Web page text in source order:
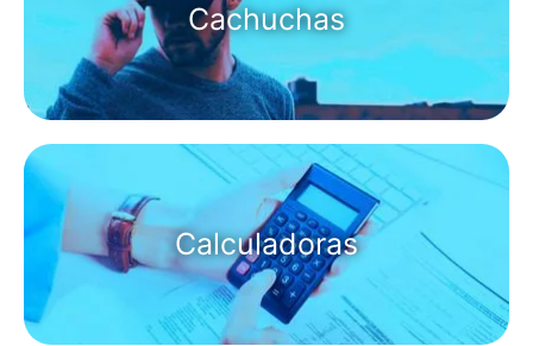
Cachuchas
Calculadoras